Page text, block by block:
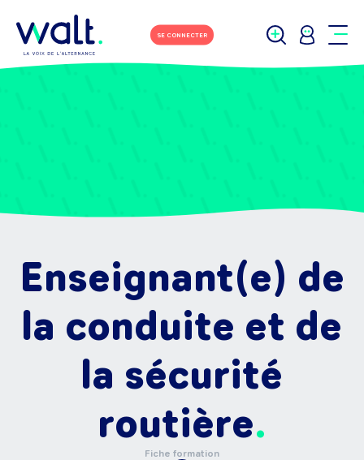
SE CONNECTER
Enseignant(e) de
la conduite et de
la sécurité
routière
Fiche formation